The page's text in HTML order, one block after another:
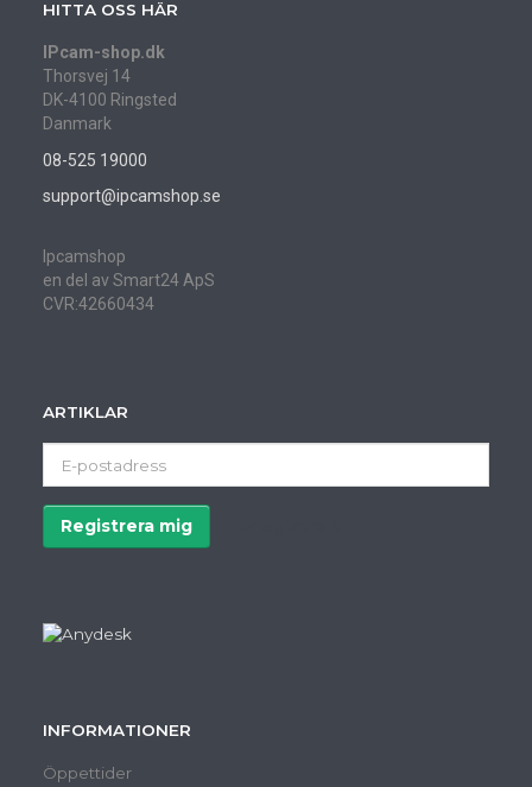
HITTA OSS HÄR
IPcam-shop.dk
Thorsvej 14
DK-4100 Ringsted
Danmark
08-525 19000
support@ipcamshop.se
Ipcamshop
en del av Smart24 ApS
CVR:42660434
ARTIKLAR
postadress
Registrera mig
INFORMATIONER
Öppettider